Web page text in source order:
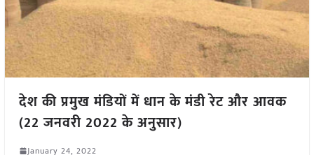
देश की प्रमुख मंडियों में धान के मंडी रेट और आवक
(22 जनवरी 2022 के अनुसार)
January 24, 2022